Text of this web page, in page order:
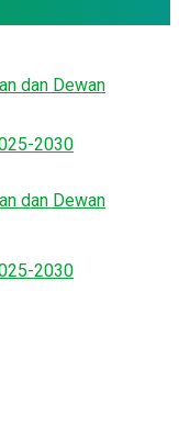
dan Dewan
2030
dan Dewan
2030